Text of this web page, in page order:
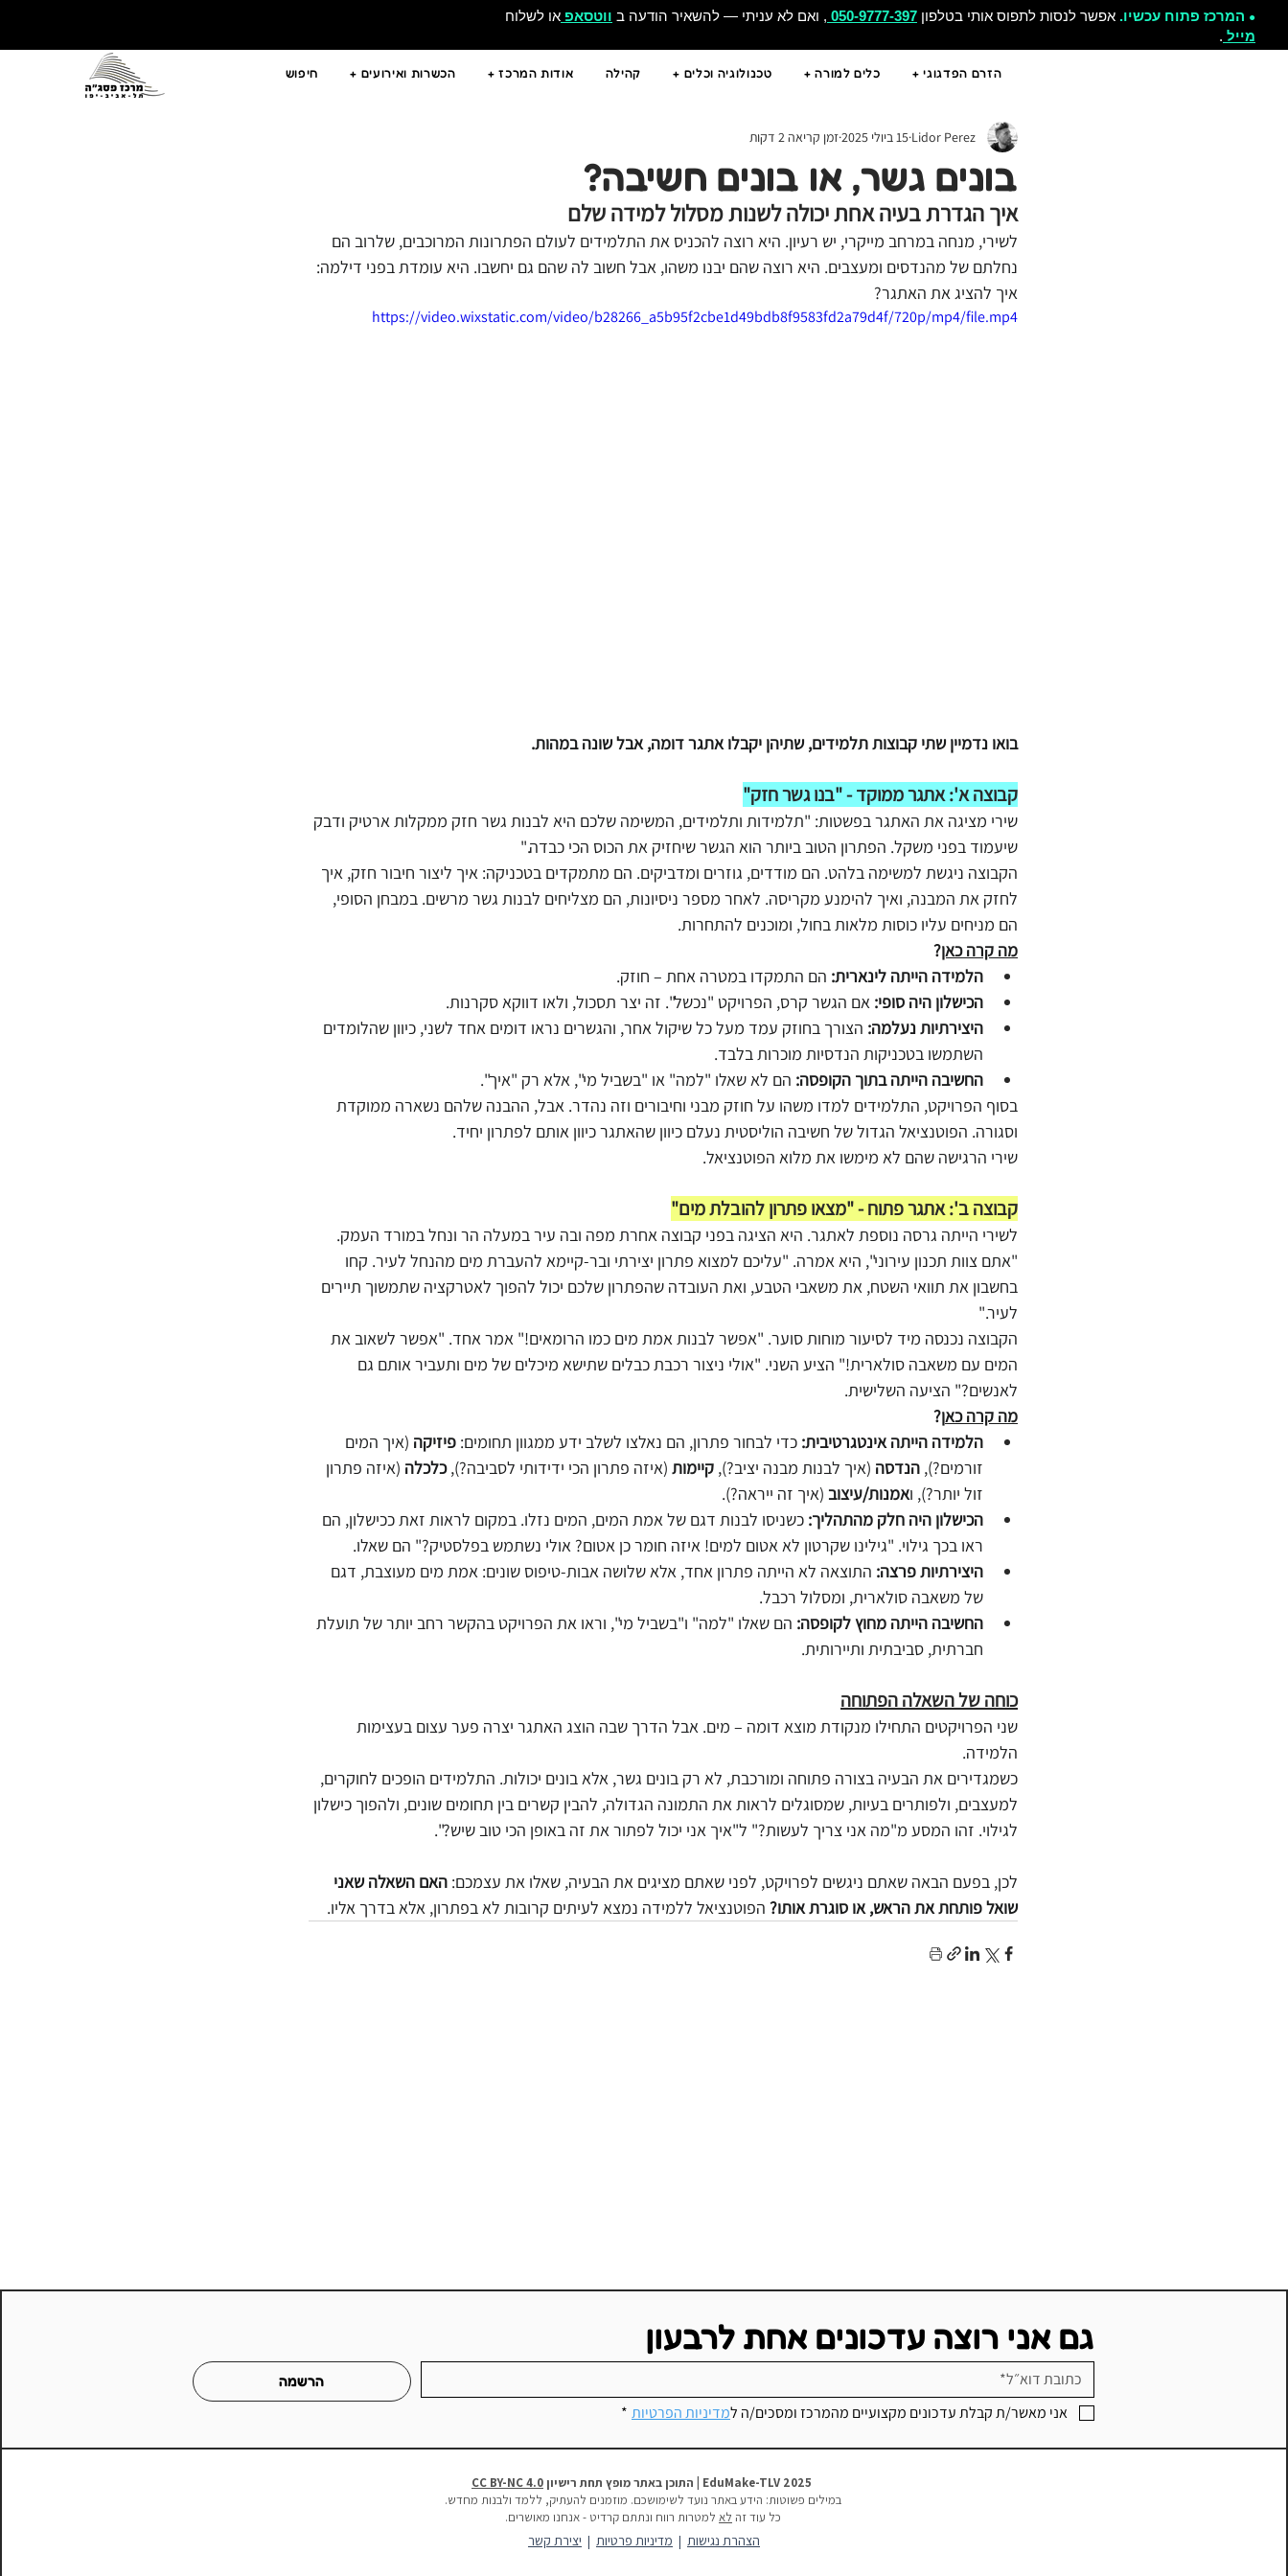
● המרכז פתוח עכשיו. אפשר לנסות לתפוס אותי בטלפון 050-9777-397 , ואם לא עניתי — להשאיר הודעה ב ווטסאפ או לשלוח
מייל .
הזרם הפדגוגי + כלים למורה + טכנולוגיה וכלים + קהילה אודות המרכז + הכשרות ואירועים + חיפוש
בונים גשר, או בונים חשיבה?
Lidor Perez 15 ביולי 2025 זמן קריאה 2 דקות
איך הגדרת בעיה אחת יכולה לשנות מסלול למידה שלם
לשירי, מנחה במרחב מייקרי, יש רעיון. היא רוצה להכניס את התלמידים לעולם הפתרונות המרוכבים, שלרוב הם
נחלתם של מהנדסים ומעצבים. היא רוצה שהם יבנו משהו, אבל חשוב לה שהם גם יחשבו. היא עומדת בפני דילמה:
איך להציג את האתגר?
https://video.wixstatic.com/video/b28266_a5b95f2cbe1d49bdb8f9583fd2a79d4f/720p/mp4/file.mp4
בואו נדמיין שתי קבוצות תלמידים, שתיהן יקבלו אתגר דומה, אבל שונה במהות.
קבוצה א': אתגר ממוקד - "בנו גשר חזק"
שירי מציגה את האתגר בפשטות: "תלמידות ותלמידים, המשימה שלכם היא לבנות גשר חזק ממקלות ארטיק ודבק
שיעמוד בפני משקל. הפתרון הטוב ביותר הוא הגשר שיחזיק את הכוס הכי כבדה."
הקבוצה ניגשת למשימה בלהט. הם מודדים, גוזרים ומדביקים. הם מתמקדים בטכניקה: איך ליצור חיבור חזק, איך
לחזק את המבנה, ואיך להימנע מקריסה. לאחר מספר ניסיונות, הם מצליחים לבנות גשר מרשים. במבחן הסופי,
הם מניחים עליו כוסות מלאות בחול, ומוכנים להתחרות.
מה קרה כאן?
הלמידה הייתה לינארית: הם התמקדו במטרה אחת – חוזק.
הכישלון היה סופי: אם הגשר קרס, הפרויקט "נכשל". זה יצר תסכול, ולאו דווקא סקרנות.
היצירתיות נעלמה: הצורך בחוזק עמד מעל כל שיקול אחר, והגשרים נראו דומים אחד לשני, כיוון שהלומדים
השתמשו בטכניקות הנדסיות מוכרות בלבד.
החשיבה הייתה בתוך הקופסה: הם לא שאלו "למה" או "בשביל מי", אלא רק "איך".
בסוף הפרויקט, התלמידים למדו משהו על חוזק מבני וחיבורים וזה נהדר. אבל, ההבנה שלהם נשארה ממוקדת
וסגורה. הפוטנציאל הגדול של חשיבה הוליסטית נעלם כיוון שהאתגר כיוון אותם לפתרון יחיד.
שירי הרגישה שהם לא מימשו את מלוא הפוטנציאל.
קבוצה ב': אתגר פתוח - "מצאו פתרון להובלת מים"
לשירי הייתה גרסה נוספת לאתגר. היא הציגה בפני קבוצה אחרת מפה ובה עיר במעלה הר ונחל במורד העמק.
"אתם צוות תכנון עירוני", היא אמרה. "עליכם למצוא פתרון יצירתי ובר-קיימא להעברת מים מהנחל לעיר. קחו
בחשבון את תוואי השטח, את משאבי הטבע, ואת העובדה שהפתרון שלכם יכול להפוך לאטרקציה שתמשוך תיירים
לעיר."
הקבוצה נכנסה מיד לסיעור מוחות סוער. "אפשר לבנות אמת מים כמו הרומאים!" אמר אחד. "אפשר לשאוב את
המים עם משאבה סולארית!" הציע השני. "אולי ניצור רכבת כבלים שתישא מיכלים של מים ותעביר אותם גם
לאנשים?" הציעה השלישית.
מה קרה כאן?
הלמידה הייתה אינטגרטיבית: כדי לבחור פתרון, הם נאלצו לשלב ידע ממגוון תחומים: פיזיקה (איך המים
זורמים?), הנדסה (איך לבנות מבנה יציב?), קיימות (איזה פתרון הכי ידידותי לסביבה?), כלכלה (איזה פתרון
זול יותר?), ואמנות/עיצוב (איך זה ייראה?).
הכישלון היה חלק מהתהליך: כשניסו לבנות דגם של אמת המים, המים נזלו. במקום לראות זאת ככישלון, הם
ראו בכך גילוי. "גילינו שקרטון לא אטום למים! איזה חומר כן אטום? אולי נשתמש בפלסטיק?" הם שאלו.
היצירתיות פרצה: התוצאה לא הייתה פתרון אחד, אלא שלושה אבות-טיפוס שונים: אמת מים מעוצבת, דגם
של משאבה סולארית, ומסלול רכבל.
החשיבה הייתה מחוץ לקופסה: הם שאלו "למה" ו"בשביל מי", וראו את הפרויקט בהקשר רחב יותר של תועלת
חברתית, סביבתית ותיירותית.
כוחה של השאלה הפתוחה
שני הפרויקטים התחילו מנקודת מוצא דומה – מים. אבל הדרך שבה הוצג האתגר יצרה פער עצום בעצימות
הלמידה.
כשמגדירים את הבעיה בצורה פתוחה ומורכבת, לא רק בונים גשר, אלא בונים יכולות. התלמידים הופכים לחוקרים,
למעצבים, ולפותרים בעיות, שמסוגלים לראות את התמונה הגדולה, להבין קשרים בין תחומים שונים, ולהפוך כישלון
לגילוי. זהו המסע מ"מה אני צריך לעשות?" ל"איך אני יכול לפתור את זה באופן הכי טוב שיש?".
לכן, בפעם הבאה שאתם ניגשים לפרויקט, לפני שאתם מציגים את הבעיה, שאלו את עצמכם: האם השאלה שאני
שואל פותחת את הראש, או סוגרת אותו? הפוטנציאל ללמידה נמצא לעיתים קרובות לא בפתרון, אלא בדרך אליו.
מייקרית
גם אני רוצה עדכונים אחת לרבעון
הרשמה
אני מאשר/ת קבלת עדכונים מקצועיים מהמרכז ומסכים/ה למדיניות הפרטיות *
CC BY-NC 4.0
במילים פשוטות: הידע באתר נועד לשימושכם. מוזמנים להעתיק, ללמד ולבנות מחדש.
כל עוד זה לא למטרות רווח ונתתם קרדיט - אנחנו מאושרים.
הצהרת נגישות | מדיניות פרטיות | יצירת קשר